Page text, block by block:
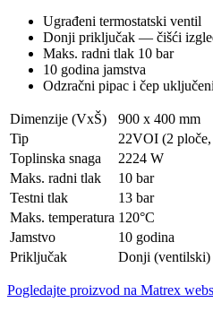
Ugrađeni termostatski ventil
Donji priključak — čišći
Maks. radni tlak 10 bar
10 godina jamstva
Odzračni pipac i čep uključeni
Dimenzije (VxŠ)
900 x 400 mm
Tip
22VOI (2
Toplinska snaga
2224 W
Maks. radni tlak
10 bar
Testni tlak
13 bar
Maks. temperatura 120°C
Jamstvo
10 godina
Priključak
Donji (ventilski)
Pogledajte proizvod na Matrex